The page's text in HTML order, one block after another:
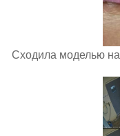
Сходила моделью